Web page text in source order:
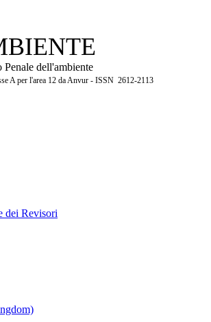
dell'ambiente
A per l'area 12 da Anvur - ISSN 2612-2113
dei Revisori